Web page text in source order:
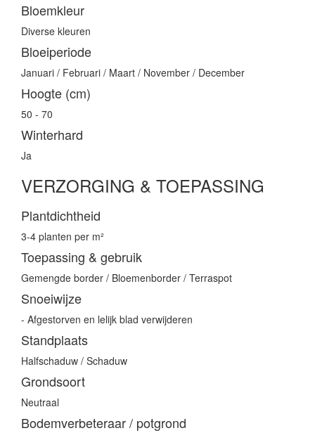
Bloemkleur
Diverse kleuren
Bloeiperiode
Januari / Februari / Maart / November / December
Hoogte (cm)
50 - 70
Winterhard
Ja
VERZORGING & TOEPASSING
Plantdichtheid
3-4 planten per m²
Toepassing & gebruik
Gemengde border / Bloemenborder / Terraspot
Snoeiwijze
- Afgestorven en lelijk blad verwijderen
Standplaats
Halfschaduw / Schaduw
Grondsoort
Neutraal
Bodemverbeteraar / potgrond